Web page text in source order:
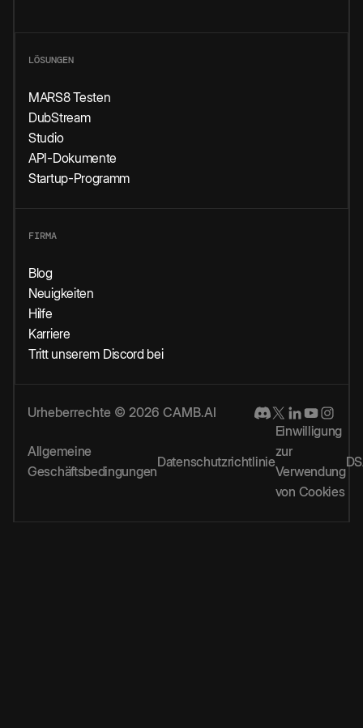
LÖSUNGEN
MARS8 Testen
DubStream
Studio
API-Dokumente
Startup-Programm
FIRMA
Blog
Neuigkeiten
Hilfe
Karriere
Tritt unserem Discord bei
Urheberrechte © 2026 CAMB.AI
Allgemeine
Geschäftsbedingungen
Datenschutzrichtlinie
Einwilligung
zur
Verwendung
von Cookies